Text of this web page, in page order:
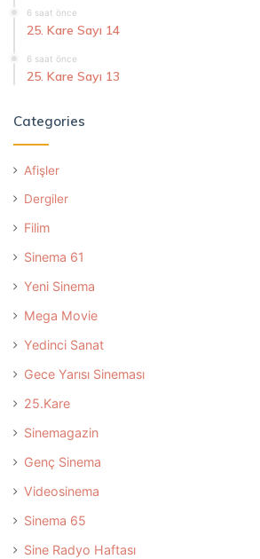
6 saat önce
25. Kare Sayı 14
6 saat önce
25. Kare Sayı 13
Categories
Afişler
Dergiler
Filim
Sinema 61
Yeni Sinema
Mega Movie
Yedinci Sanat
Gece Yarısı Sineması
25.Kare
Sinemagazin
Genç Sinema
Videosinema
Sinema 65
Sine Radyo Haftası